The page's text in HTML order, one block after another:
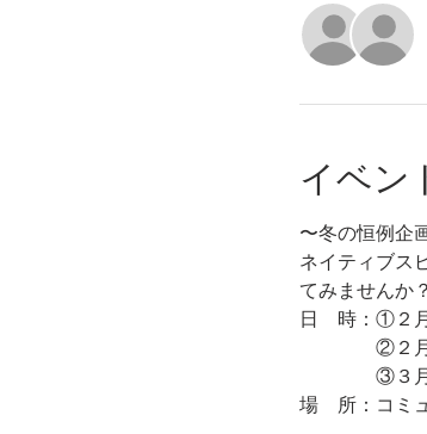
イベン
〜冬の恒例企
ネイティブス
てみませんか
日　時：①２
②２月２４
③３月　４
場　所：コミ